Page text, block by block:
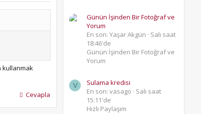
kullanmak
Cevapla
Günün İşinden Bir Fotoğraf ve
Yorum
En son: Yaşar Akgün
Salı saat
18:46'de
Günün İşinden Bir Fotoğraf ve
Yorum
V
Sulama kredisi
En son: vasago
Salı saat
15:11'de
Hızlı Paylaşım